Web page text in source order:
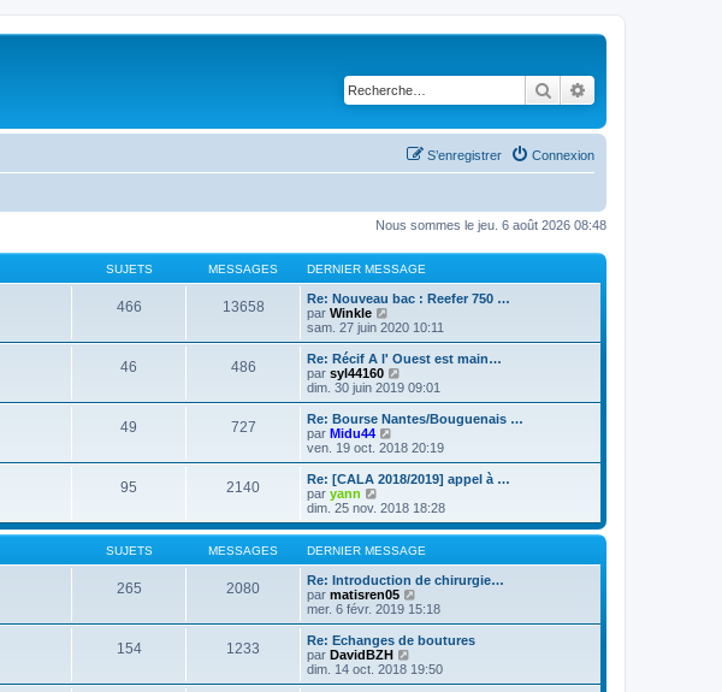
Rechercher
Connexion
S’enregistrer
Nous sommes le jeu. 6 août 2026 08:48
SUJETS MESSAGES DERNIER MESSAGE
466 13658
Re: Nouveau bac : Reefer 750 …
par Winkle
o
i
r
l
e
e
r
n
i
r
e
s
a
e
sam. 27 juin 2020 10:11
46 486
Re: Récif A l' Ouest est main…
par syl44160
o
i
r
e
e
r
n
i
e
r
m
s
s
a
e
dim. 30 juin 2019 09:01
49 727
Re: Bourse Nantes/Bouguenais …
par Midu44
o
i
r
e
e
r
n
i
e
r
s
s
a
ven. 19 oct. 2018 20:19
95 2140
Re: [CALA 2018/2019] appel à …
par yann
o
i
r
l
e
d
e
r
n
i
e
r
dim. 25 nov. 2018 18:28
SUJETS MESSAGES DERNIER MESSAGE
265 2080
Re: Introduction de chirurgie…
par matisren05
o
i
r
e
mer. 6 févr. 2019 15:18
154 1233
Re: Echanges de boutures
par DavidBZH
o
i
dim. 14 oct. 2018 19:50